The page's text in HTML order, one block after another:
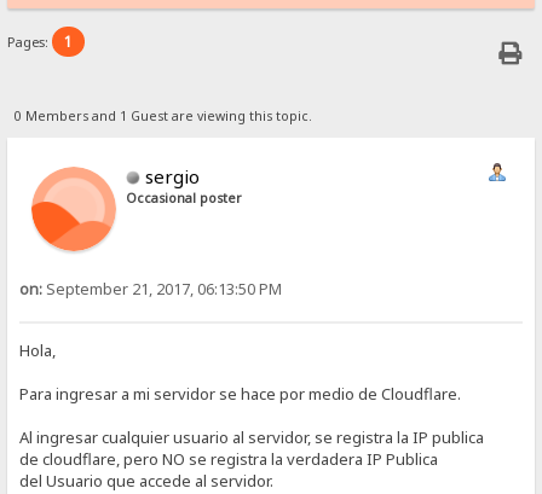
Pages: 1
0 Members and 1 Guest are viewing this topic.
sergio
Occasional poster
on: September 21, 2017, 06:13:50 PM
Hola,
Para ingresar a mi servidor se hace por medio de Cloudflare.
Al ingresar cualquier usuario al servidor, se registra la IP publica
de cloudflare, pero NO se registra la verdadera IP Publica
del Usuario que accede al servidor.